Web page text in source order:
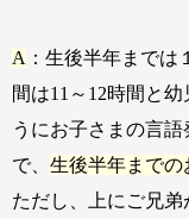
A ：生後半年まで
間は11～12時間と
うにお子さまの言
で、 生後半年までの
ただし、上にご兄弟